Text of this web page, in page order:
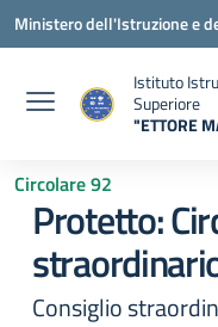
Vai ai contenuti
Vai al menu di navigazione
Vai al footer
Ministero dell'Istruzione e
Istituto
Superiore
"ETTORE
Circolare 92
Protetto:
Consiglio